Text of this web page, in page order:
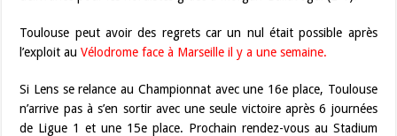
Toulouse peut avoir des regrets car un nul était possible après
l’exploit auVélodrome face à Marseille il y a une semaine.
Si Lens se relance au Championnat avec une 16e place, Toulouse
n’arrive pas à s’en sortir avec une seule victoire après 6 journées
de Ligue 1 et une 15e place. Prochain rendez-vous au Stadium